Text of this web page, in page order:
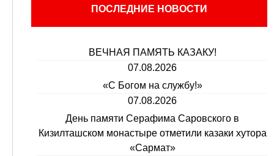
ПОСЛЕДНИЕ НОВОСТИ
ВЕЧНАЯ ПАМЯТЬ КАЗАКУ!
07.08.2026
«С Богом на службу!»
07.08.2026
День памяти Серафима Саровского в
Кизилташском монастыре отметили казаки хутора
«Сармат»